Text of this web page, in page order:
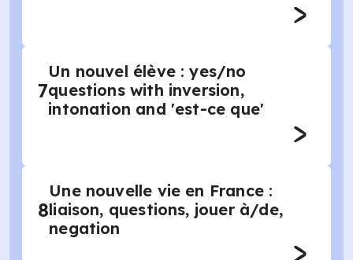
7
Un nouvel élève : yes/no
questions with inversion,
intonation and 'est-ce que'
8
Une nouvelle vie en France :
liaison, questions, jouer à/de,
negation